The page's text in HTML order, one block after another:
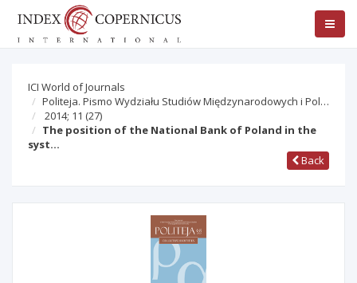
ICI World of Journals
Politeja. Pismo Wydziału Studiów Międzynarodowych i Pol…
2014; 11 (27)
The position of the National Bank of Poland in the
syst…
Back